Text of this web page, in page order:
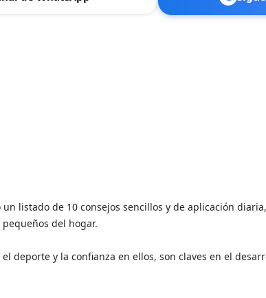
un listado de 10 consejos sencillos y de aplicación
del hogar.
deporte y la confianza en ellos, son claves en el